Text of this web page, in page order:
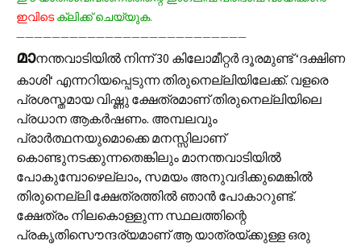
ഇവിടെ ക്ലിക്ക് ചെയ്യുക.
——————————————————————————
മാനന്തവാടിയില്‍ നിന്ന് 30 കിലോമീറ്റര്‍ ദൂരമുണ്ട് ‘ദക്ഷിണ‍
കാശി‘ എന്നറിയപ്പെടുന്ന തിരുനെല്ലിയിലേക്ക്. വളരെ
പ്രശസ്തമായ വിഷ്ണു ക്ഷേത്രമാണ് തിരുനെല്ലിയിലെ
പ്രധാന ആകര്‍ഷണം. അമ്പലവും
പ്രാര്‍ത്ഥനയുമൊക്കെ മനസ്സിലാണ്
കൊണ്ടുനടക്കുന്നതെങ്കിലും മാനന്തവാടിയില്‍
പോകുമ്പോഴെല്ലാം, സമയം അനുവദിക്കുമെങ്കില്‍
തിരുനെല്ലി ക്ഷേത്രത്തില്‍ ഞാന്‍ പോകാറുണ്ട്.
ക്ഷേത്രം നിലകൊള്ളുന്ന സ്ഥലത്തിന്റെ
പ്രകൃതിസൌന്ദര്യമാണ് ആ യാത്രയ്ക്കുള്ള ഒരു